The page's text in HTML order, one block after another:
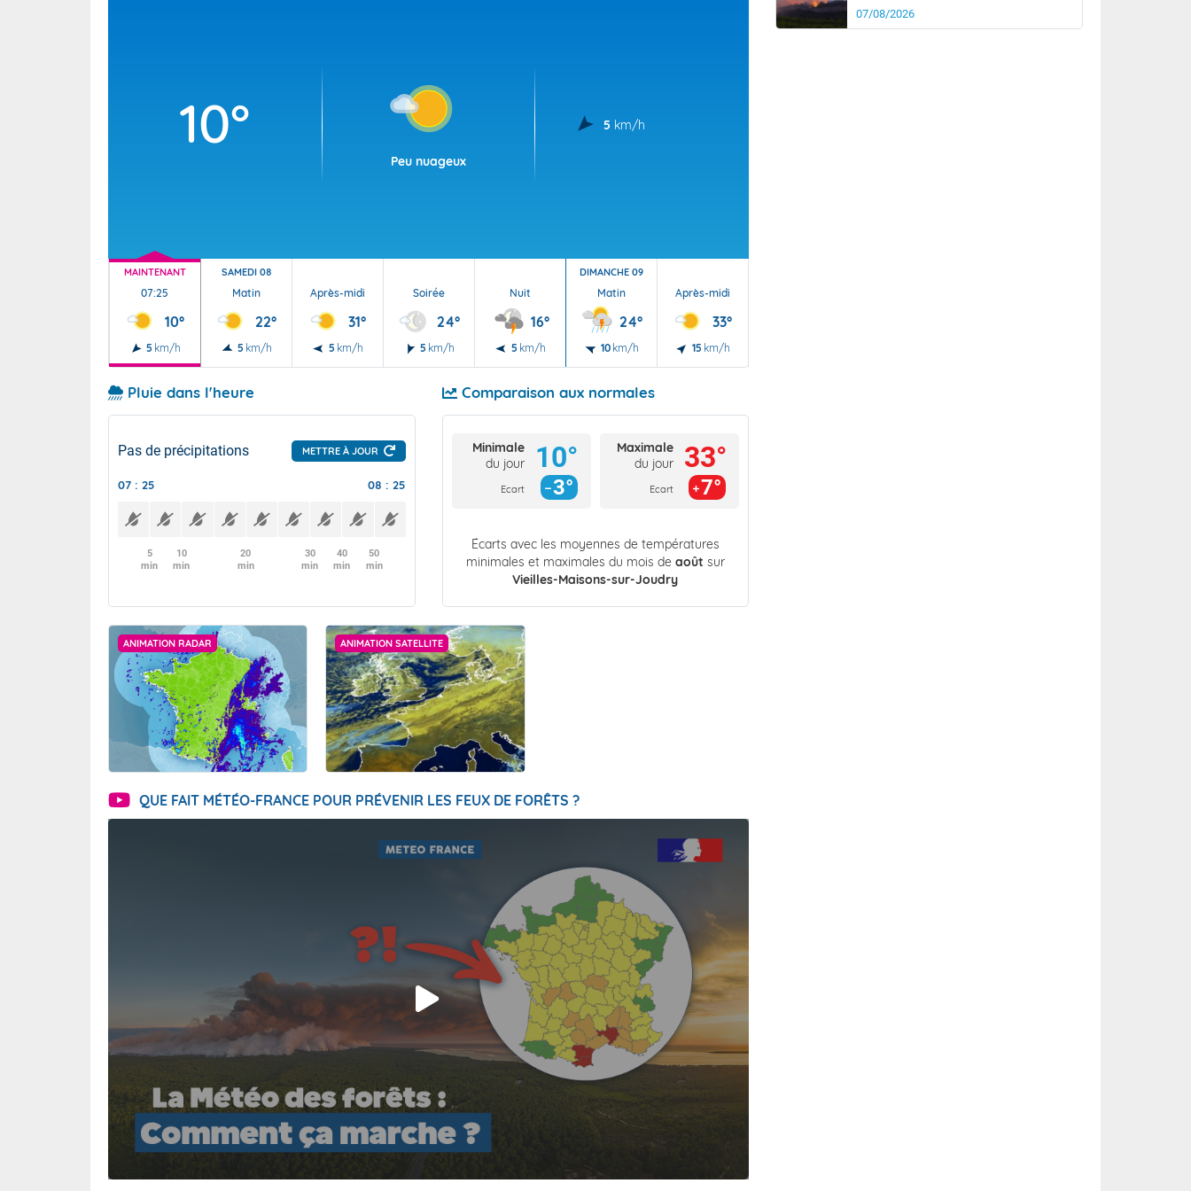
10°
Peu nuageux
5 km/h
MAINTENANT
07:25
10°
5 km/h
SAMEDI 08
Matin
22°
5 km/h
Après-midi
31°
5 km/h
Soirée
24°
5 km/h
Nuit
16°
5 km/h
DIMANCHE 09
Matin
24°
10 km/h
Après-midi
33°
15 km/h
Pluie dans l'heure
Pas de précipitations METTRE À JOUR
07 : 25 08 : 25
5
min
10
min
20
min
30
min
40
min
50
min
Comparaison aux normales
Minimale
du jour
Ecart
10°
3°
Maximale
du jour
Ecart
33°
7°
Écarts avec les moyennes de températures
minimales et maximales du mois de août sur
Vieilles-Maisons-sur-Joudry
ANIMATION RADAR ANIMATION SATELLITE
QUE FAIT MÉTÉO-FRANCE POUR PRÉVENIR LES FEUX DE FORÊTS ?
07/08/2026